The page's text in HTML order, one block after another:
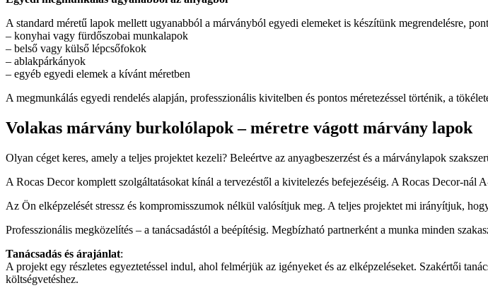
A standard méretű lapok mellett ugyanabból a márványból egyedi elemeket is készítünk megrendelésre,
– konyhai vagy fürdőszobai munkalapok
– belső vagy külső lépcsőfokok
– ablakpárkányok
– egyéb egyedi elemek a kívánt méretben
A megmunkálás egyedi rendelés alapján, professzionális kivitelben és pontos méretezéssel történik, a
Volakas márvány burkolólapok – méretre vágott márvány lapok
Olyan céget keres, amely a teljes projektet kezeli? Beleértve az anyagbeszerzést és a márványlapok
A Rocas Decor komplett szolgáltatásokat kínál a tervezéstől a kivitelezés befejezéséig. A Rocas Decor-
Az Ön elképzelését stressz és kompromisszumok nélkül valósítjuk meg. A teljes projektet mi irányítjuk,
Professzionális megközelítés – a tanácsadástól a beépítésig. Megbízható partnerként a munka minden
Tanácsadás és árajánlat:
A projekt egy részletes egyeztetéssel indul, ahol felmérjük az igényeket és az elképzeléseket. Szakértői
költségvetéshez.